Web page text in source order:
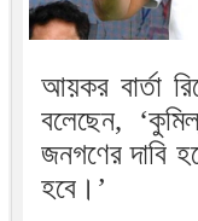
আয়কর বার্তা
বলেছেন,
জনগণের দাবি
হবে।’